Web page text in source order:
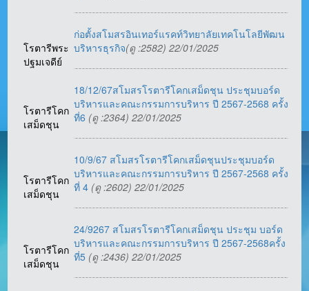
โรตารีพระ
ปฐมเจดีย์
ก่อตั้งสโมสร​อินเทอร์​แ​รค​ท์วิทยาลัย​เทคโนโลยี​พัฒน​
บริหาร​ธุรกิจ​(ดู :2582) 22/01/2025
โรตารีโคก
เสม็ดชุน
18/12/67สโมสรโรตารีโคกเสม็ดชุน ประชุมบอร์ด
บริหารและคณะกรรมการบริหาร ปี 2567-2568 ครั้ง
ที่6 (ดู :2364) 22/01/2025
โรตารีโคก
เสม็ดชุน
10/9/67 สโมสรโรตารีโคกเสม็ดชุนประชุมบอร์ด
บริหารและคณะกรรมการบริหาร ปี 2567-2568 ครั้ง
ที่ 4 (ดู :2602) 22/01/2025
โรตารีโคก
เสม็ดชุน
24/9267 สโมสรโรตารีโคกเสม็ดชุน ประชุม บอร์ด
บริหารและคณะกรรมการบริหาร ปี 2567-2568ครั้ง
ที่5 (ดู :2436) 22/01/2025